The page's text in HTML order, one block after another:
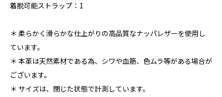
着脱可能ストラップ：1
＊ 柔らかく滑らかな仕上がりの高品質なナッパレザーを使用し
ています。
＊ 本革は天然素材である為、シワや血筋、色ムラ等がある場合が
ございます。
＊ サイズは、閉じた状態で計測しています。